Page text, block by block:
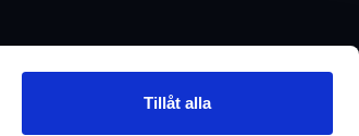
Tillåt alla
hur vi på Inrego arbetar?